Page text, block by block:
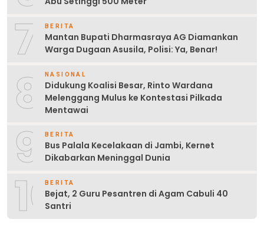
7 BERITA
Mantan Bupati Dharmasraya AG Diamankan
Warga Dugaan Asusila, Polisi: Ya, Benar!
8 NASIONAL
Didukung Koalisi Besar, Rinto Wardana
Melenggang Mulus ke Kontestasi Pilkada
Mentawai
9 BERITA
Bus Palala Kecelakaan di Jambi, Kernet
Dikabarkan Meninggal Dunia
10BERITA
Bejat, 2 Guru Pesantren di Agam Cabuli 40
Santri